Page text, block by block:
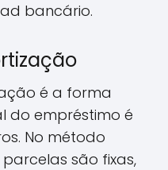
bancário.
é a forma
do empréstimo é
No método
são fixas,